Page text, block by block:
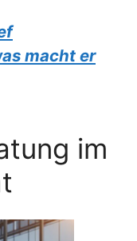
macht er
im